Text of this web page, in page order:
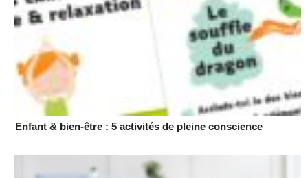
Enfant & bien-être : 5 activités de pleine conscience